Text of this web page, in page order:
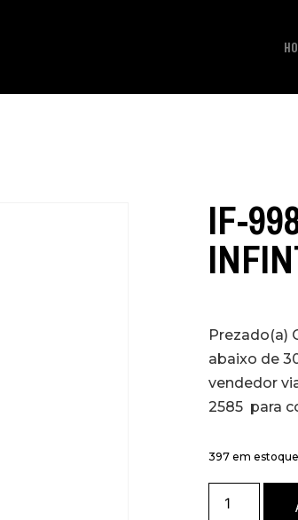
IF-
Prezado(a)
abaixo de
vendedor
2585 para
397 em estoque